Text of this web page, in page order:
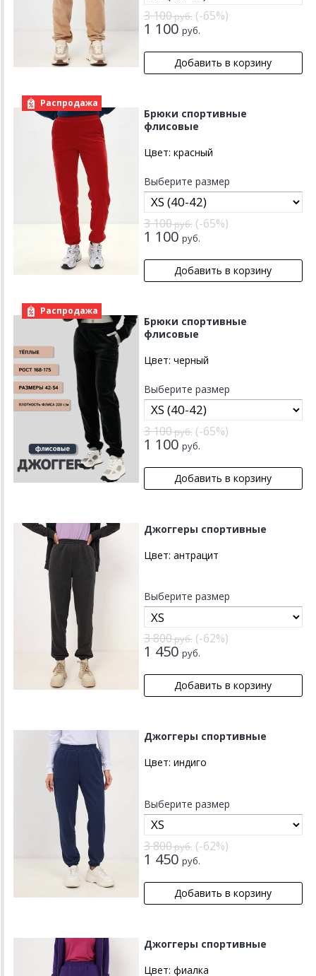
3 100руб.(-65%)
1 100 руб.
Распродажа
Брюки спортивные
флисовые
Цвет: красный
Выберите размер
3 100руб.(-65%)
1 100руб.
Распродажа
Брюки спортивные
флисовые
Цвет: черный
Выберите размер
3 100руб.(-65%)
1 100руб.
Джоггеры спортивные
Цвет: антрацит
Выберите размер
3 800руб.(-62%)
1 450 руб.
Джоггеры спортивные
Цвет: индиго
Выберите размер
3 800руб.(-62%)
1 450руб.
Джоггеры спортивные
Цвет: фиалка